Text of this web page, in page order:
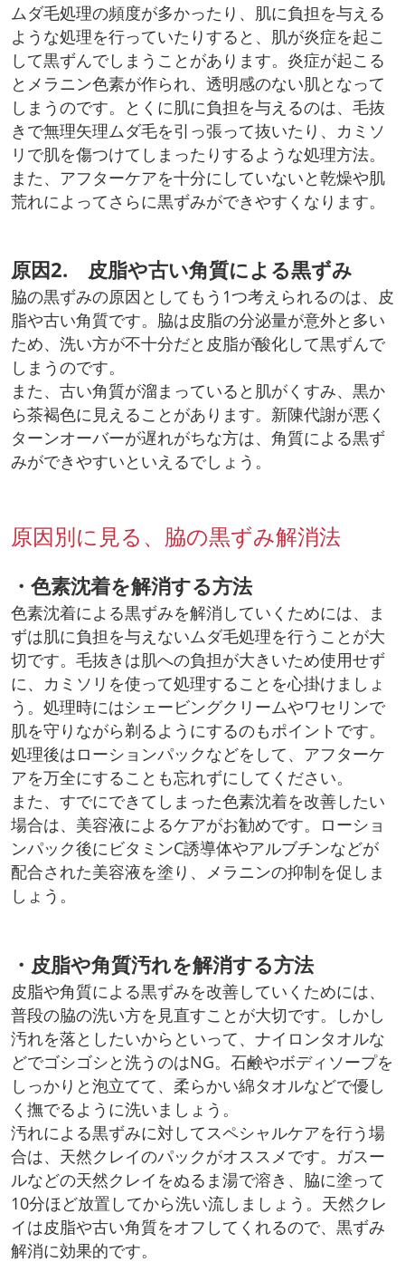
ムダ毛処理の頻度が多かったり、肌に負担を与える
ような処理を行っていたりすると、肌が炎症を起こ
して黒ずんでしまうことがあります。炎症が起こる
とメラニン色素が作られ、透明感のない肌となって
しまうのです。とくに肌に負担を与えるのは、毛抜
きで無理矢理ムダ毛を引っ張って抜いたり、カミソ
リで肌を傷つけてしまったりするような処理方法。
また、アフターケアを十分にしていないと乾燥や肌
荒れによってさらに黒ずみができやすくなります。
原因2. 皮脂や古い角質による黒ずみ
脇の黒ずみの原因としてもう1つ考えられるのは、皮
脂や古い角質です。脇は皮脂の分泌量が意外と多い
ため、洗い方が不十分だと皮脂が酸化して黒ずんで
しまうのです。
また、古い角質が溜まっていると肌がくすみ、黒か
ら茶褐色に見えることがあります。新陳代謝が悪く
ターンオーバーが遅れがちな方は、角質による黒ず
みができやすいといえるでしょう。
原因別に見る、脇の黒ずみ解消法
・色素沈着を解消する方法
色素沈着による黒ずみを解消していくためには、ま
ずは肌に負担を与えないムダ毛処理を行うことが大
切です。毛抜きは肌への負担が大きいため使用せず
に、カミソリを使って処理することを心掛けましょ
う。処理時にはシェービングクリームやワセリンで
肌を守りながら剃るようにするのもポイントです。
処理後はローションパックなどをして、アフターケ
アを万全にすることも忘れずにしてください。
また、すでにできてしまった色素沈着を改善したい
場合は、美容液によるケアがお勧めです。ローショ
ンパック後にビタミンC誘導体やアルブチンなどが
配合された美容液を塗り、メラニンの抑制を促しま
しょう。
・皮脂や角質汚れを解消する方法
皮脂や角質による黒ずみを改善していくためには、
普段の脇の洗い方を見直すことが大切です。しかし
汚れを落としたいからといって、ナイロンタオルな
どでゴシゴシと洗うのはNG。石鹸やボディソープを
しっかりと泡立てて、柔らかい綿タオルなどで優し
く撫でるように洗いましょう。
汚れによる黒ずみに対してスペシャルケアを行う場
合は、天然クレイのパックがオススメです。ガスー
ルなどの天然クレイをぬるま湯で溶き、脇に塗って
10分ほど放置してから洗い流しましょう。天然クレ
イは皮脂や古い角質をオフしてくれるので、黒ずみ
解消に効果的です。